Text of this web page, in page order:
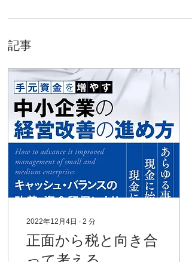
記事
2022年12月4日 ∙ 2 分
正面から税と向き合